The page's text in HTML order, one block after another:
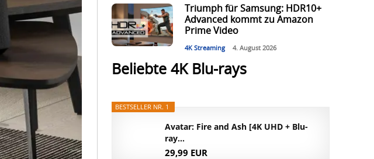
Triumph für Samsung: HDR10+
Advanced kommt zu Amazon
Prime Video
4K Streaming 4. August 2026
Beliebte 4K Blu-rays
BESTSELLER NR. 1
Avatar: Fire and Ash [4K UHD + Blu-
ray...
29,99 EUR